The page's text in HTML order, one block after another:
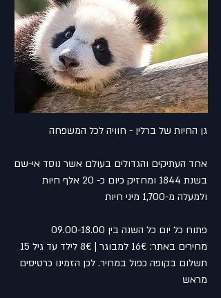
גן החיות של ברלין - חוויה לכל המשפחה
אחד העתיקים והגדולים בעולם אשר נוסד אי-שם
בשנת 1844 ומחזיק כיום כ- 20 אלף חיות
ולמעלה מ-1,700 מיני חיות
פתוח כל יום כל השנה בין 09.00-18.00
מחירים באתר: 16€ למבוגר | 8€ לילד עד גיל 15
תשלום בקופה כפול במחיר. לכן הזמינו כרטיסים
מראש